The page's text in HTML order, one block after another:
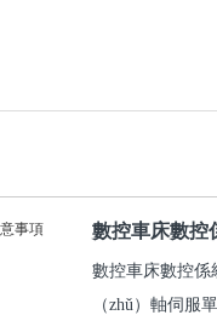
數控車床數控
數控車床數控係
（zhǔ）軸伺服